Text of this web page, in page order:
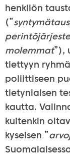
henkilön
(”
molemmat”),
tiettyyn
poliittiseen
tietynlaisen
kautta.
kuitenkin
kyseisen ”